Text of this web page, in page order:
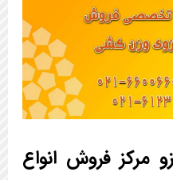
مرکز فروش انواع